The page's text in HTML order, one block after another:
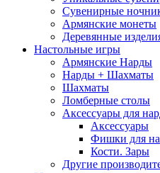
Сувенирные
Армянские монеты
Деревянные
Настольные игры
Армянские Нарды
Нарды + Шахматы
Шахматы
Ломберные столы
Аксессуары для
Аксессуары
Фишки для
Кости. Зары
Другие